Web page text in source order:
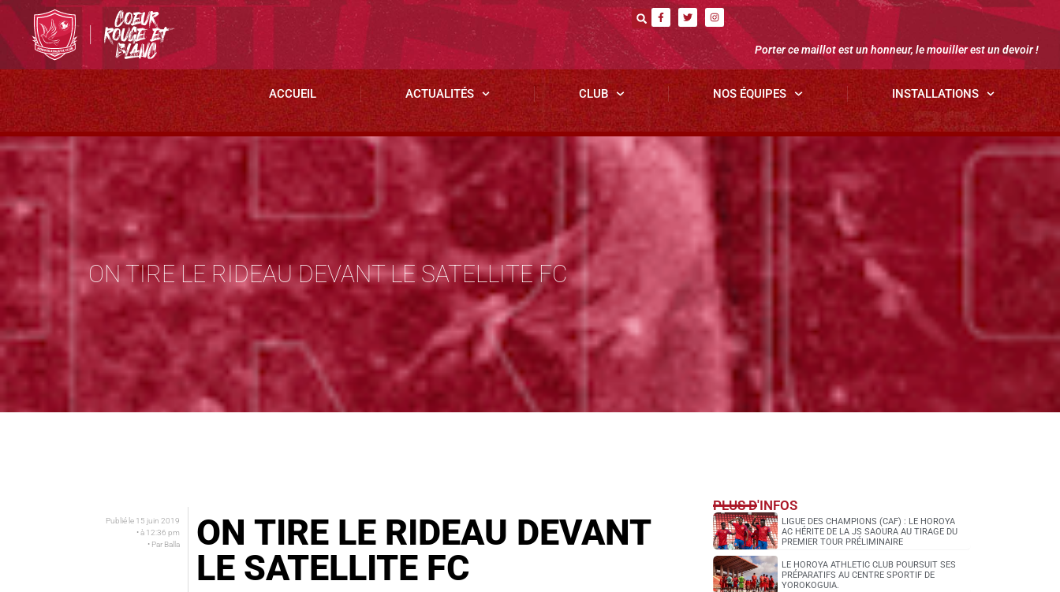
Porter ce maillot est un honneur, le mouiller est un devoir !
ACCUEIL ACTUALITÉS CLUB NOS ÉQUIPES INSTALLATIONS
ON TIRE LE RIDEAU DEVANT LE SATELLITE FC
Publié le 15 juin 2019
• à 12:36 pm
• ParBalla
ON TIRE LE RIDEAU DEVANT
LE SATELLITE FC
PLUS D'INFOS
LIGUE DES CHAMPIONS (CAF) : LE HOROYA
AC HÉRITE DE LA JS SAOURA AU TIRAGE DU
PREMIER TOUR PRÉLIMINAIRE
LE HOROYA ATHLETIC CLUB POURSUIT SES
PRÉPARATIFS AU CENTRE SPORTIF DE
YOROKOGUIA.